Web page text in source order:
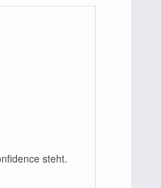
steht.